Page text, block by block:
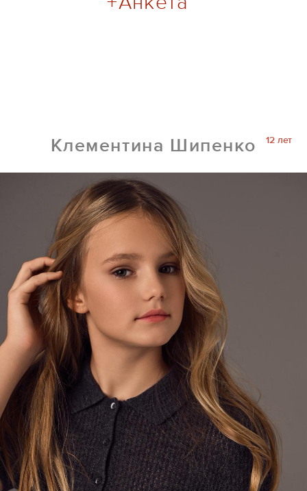
Клементина Шипенко 12 лет